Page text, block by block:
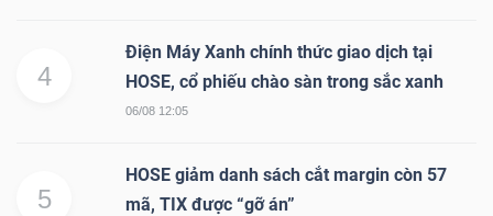
4
Điện Máy Xanh chính thức giao dịch tại
HOSE, cổ phiếu chào sàn trong sắc xanh
06/08 12:05
5
HOSE giảm danh sách cắt margin còn 57
mã, TIX được “gỡ án”
ngữ
Dịch